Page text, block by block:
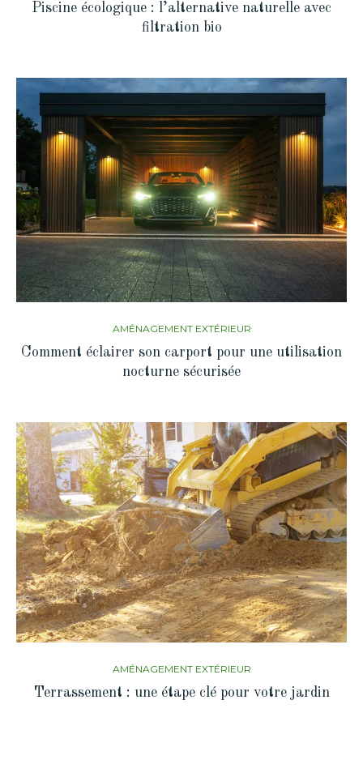
Piscine écologique : l’alternative naturelle avec
filtration bio
AMÉNAGEMENT EXTÉRIEUR
Comment éclairer son carport pour une utilisation
nocturne sécurisée
AMÉNAGEMENT EXTÉRIEUR
Terrassement : une étape clé pour votre jardin